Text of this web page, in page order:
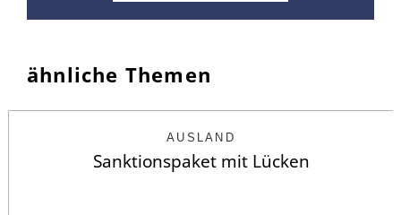
ähnliche Themen
AUSLAND
Sanktionspaket mit Lücken